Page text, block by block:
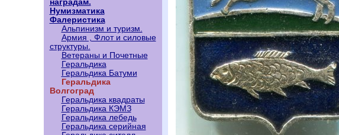
наградам.
Нумизматика
Фалеристика
Альпинизм и туризм.
Армия , Флот и силовые
структуры.
Ветераны и Почетные
Геральдика
Геральдика Батуми
Геральдика
Волгоград
Геральдика квадраты
Геральдика КЭМЗ
Геральдика лебедь
Геральдика серийная